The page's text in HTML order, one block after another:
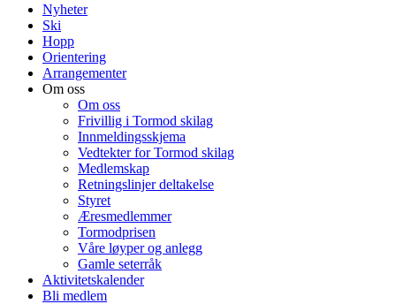
Nyheter
Ski
Hopp
Orientering
Arrangementer
Om oss
Om oss
Frivillig i Tormod skilag
Innmeldingsskjema
Vedtekter for Tormod skilag
Medlemskap
Retningslinjer deltakelse
Styret
Æresmedlemmer
Tormodprisen
Våre løyper og anlegg
Gamle seterråk
Aktivitetskalender
Bli medlem